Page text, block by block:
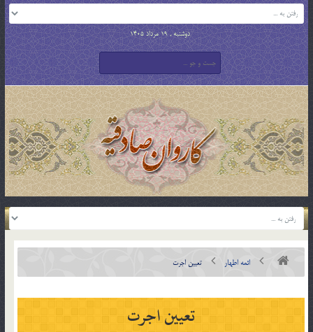
دوشنبه , 19 مرداد 1405
ائمه اطهار تعيين اجرت
تعيين اجرت